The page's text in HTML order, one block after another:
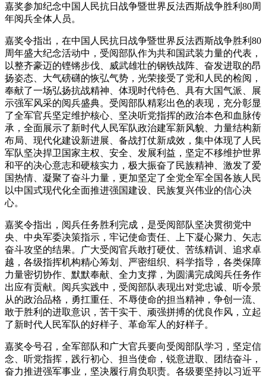
嘉奖参加纪念中国人民抗日战争暨世界反法西斯战争胜利80周
年阅兵全体人员。
嘉奖令指出，在中国人民抗日战争暨世界反法西斯战争胜利80
周年盛大纪念活动中，受阅部队作为共和国武装力量的代表，
以整齐豪迈的铿锵步伐、威武雄壮的钢铁战阵、奋发进取的昂
扬姿态、大气磅礴的恢弘气势，光荣接受了党和人民的检阅，
奉献了一场弘扬抗战精神、体现时代特色、具有大国气派、展
示强军风采的阅兵盛典。受阅部队精彩出色的表现，充分彰显
了全军官兵坚定维护核心、坚决听党指挥的政治本色和血脉传
承，全面展示了新时代人民军队政治建军新风貌、力量结构新
布局、现代化建设新进展、备战打仗新成效，集中体现了人民
军队坚决捍卫国家主权、安全、发展利益，坚定不移维护世界
和平的决心意志和硬核实力，极大振奋了民族精神、激发了爱
国热情、凝聚了奋斗力量，更加坚定了全党全军全国各族人民
以中国式现代化全面推进强国建设、民族复兴伟业的信心决
心。
嘉奖令指出，阅兵任务胜利完成，是受阅部队坚决贯彻党中
央、中央军委决策指示，牢记使命责任、上下凝心聚力、矢志
奋斗攻坚的结果。广大受阅官兵敢打硬仗、苦练精训、追求卓
越，各级指挥机构精心筹划、严密组织、科学指导，各类保障
力量密切协作、默默奉献、全力支撑，为圆满完成阅兵任务作
出应有贡献。阅兵实践中，受阅部队表现出对党忠诚、听令景
从的政治品格，勇扛重任、不辱使命的担当精神，争创一流、
敢于胜利的进取意识，苦干实干、顽强拼搏的优良作风，立起
了新时代人民军队的好样子、革命军人的好样子。
嘉奖令号召，全军部队和广大官兵要向受阅部队学习，坚定信
念、听党指挥，践行初心、担当使命，锐意进取、团结奋斗，
奋力推进强军事业，坚决履行肩负职责。各级要坚持以习近平